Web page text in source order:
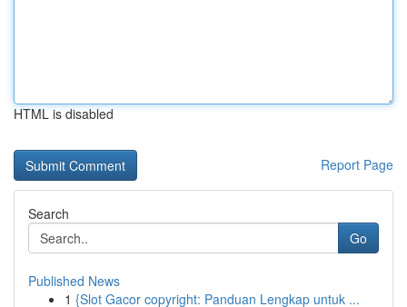
HTML is disabled
Report Page
Search
Go
Published News
1 {Slot Gacor copyright: Panduan Lengkap untuk ...